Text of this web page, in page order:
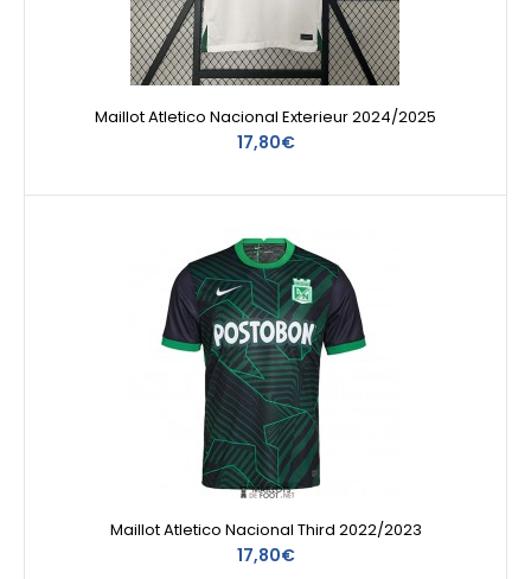
Maillot Atletico Nacional Exterieur 2024/2025
17,80€
Maillot Atletico Nacional Third 2022/2023
17,80€